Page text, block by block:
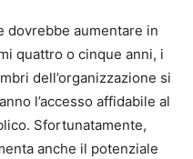
dovrebbe aumentare in
quattro o cinque anni, i
dell’organizzazione si
l’accesso affidabile al
Sfortunatamente,
anche il potenziale